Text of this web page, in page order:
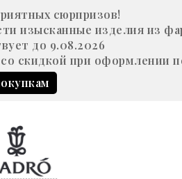
сюрпризов!
изысканные изделия из
до 9.08.2026
скидкой при оформлении